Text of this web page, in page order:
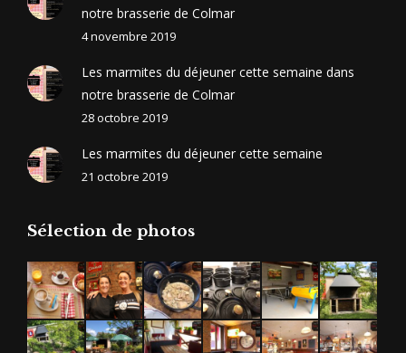
notre brasserie de Colmar
4 novembre 2019
Les marmites du déjeuner cette semaine dans
notre brasserie de Colmar
28 octobre 2019
Les marmites du déjeuner cette semaine
21 octobre 2019
Sélection de photos